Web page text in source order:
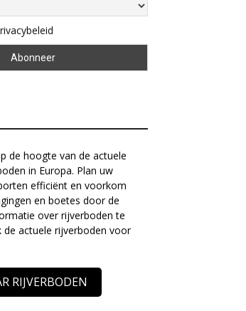
de hoogte van de actuele
in Europa. Plan uw
efficiënt en voorkom
en boetes door de
over rijverboden te
de actuele rijverboden voor
RIJVERBODEN